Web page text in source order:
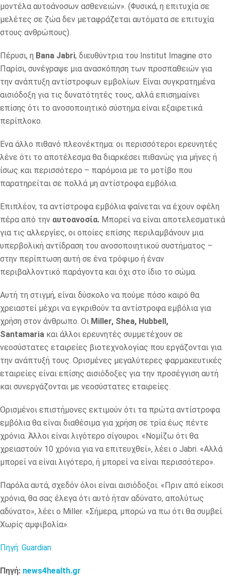
μοντέλα αυτοάνοσων ασθενειών». (Φυσικά, η επιτυχία σε
μελέτες σε ζώα δεν μεταφράζεται αυτόματα σε επιτυχία
στους ανθρώπους).
Πέρυσι, η Bana Jabri, διευθύντρια του Institut Imagine στο
Παρίσι, συνέγραψε μια ανασκόπηση των προσπαθειών για
την ανάπτυξη αντίστροφων εμβολίων. Είναι συγκρατημένα
αισιόδοξη για τις δυνατότητές τους, αλλά επισημαίνει
επίσης ότι το ανοσοποιητικό σύστημα είναι εξαιρετικά
περίπλοκο.
Ένα άλλο πιθανό πλεονέκτημα: οι περισσότεροι ερευνητές
λένε ότι το αποτέλεσμα θα διαρκέσει πιθανώς για μήνες ή
ίσως και περισσότερο – παρόμοια με το μοτίβο που
παρατηρείται σε πολλά μη αντίστροφα εμβόλια.
Επιπλέον, τα αντίστροφα εμβόλια φαίνεται να έχουν οφέλη
πέρα από την αυτοανοσία. Μπορεί να είναι αποτελεσματικά
για τις αλλεργίες, οι οποίες επίσης περιλαμβάνουν μια
υπερβολική αντίδραση του ανοσοποιητικού συστήματος –
στην περίπτωση αυτή σε ένα τρόφιμο ή έναν
περιβαλλοντικό παράγοντα και όχι στο ίδιο το σώμα.
Αυτή τη στιγμή, είναι δύσκολο να πούμε πόσο καιρό θα
χρειαστεί μέχρι να εγκριθούν τα αντίστροφα εμβόλια για
χρήση στον άνθρωπο. Οι Miller, Shea, Hubbell,
Santamaria και άλλοι ερευνητές συμμετέχουν σε
νεοσύστατες εταιρείες βιοτεχνολογίας που εργάζονται για
την ανάπτυξή τους. Ορισμένες μεγαλύτερες φαρμακευτικές
εταιρείες είναι επίσης αισιόδοξες για την προσέγγιση αυτή
και συνεργάζονται με νεοσύστατες εταιρείες.
Ορισμένοι επιστήμονες εκτιμούν ότι τα πρώτα αντίστροφα
εμβόλια θα είναι διαθέσιμα για χρήση σε τρία έως πέντε
χρόνια. Άλλοι είναι λιγότερο σίγουροι. «Νομίζω ότι θα
χρειαστούν 10 χρόνια για να επιτευχθεί», λέει ο Jabri. «Αλλά
μπορεί να είναι λιγότερο, ή μπορεί να είναι περισσότερο».
Παρόλα αυτά, σχεδόν όλοι είναι αισιόδοξοι. «Πριν από είκοσι
χρόνια, θα σας έλεγα ότι αυτό ήταν αδύνατο, απολύτως
αδύνατο», λέει ο Miller. «Σήμερα, μπορώ να πω ότι θα συμβεί.
Χωρίς αμφιβολία».
Πηγή: Guardian
Πηγή: news4health.gr